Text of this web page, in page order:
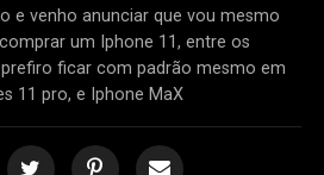
e venho anunciar que vou mesmo
um Iphone 11, entre os
ficar com padrão mesmo em
11 pro, e Iphone MaX